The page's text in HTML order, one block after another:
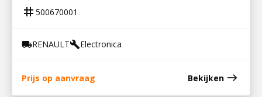
tag 500670001
local_shippingRENAULTbuildElectronica
Prijs op aanvraag Bekijken east